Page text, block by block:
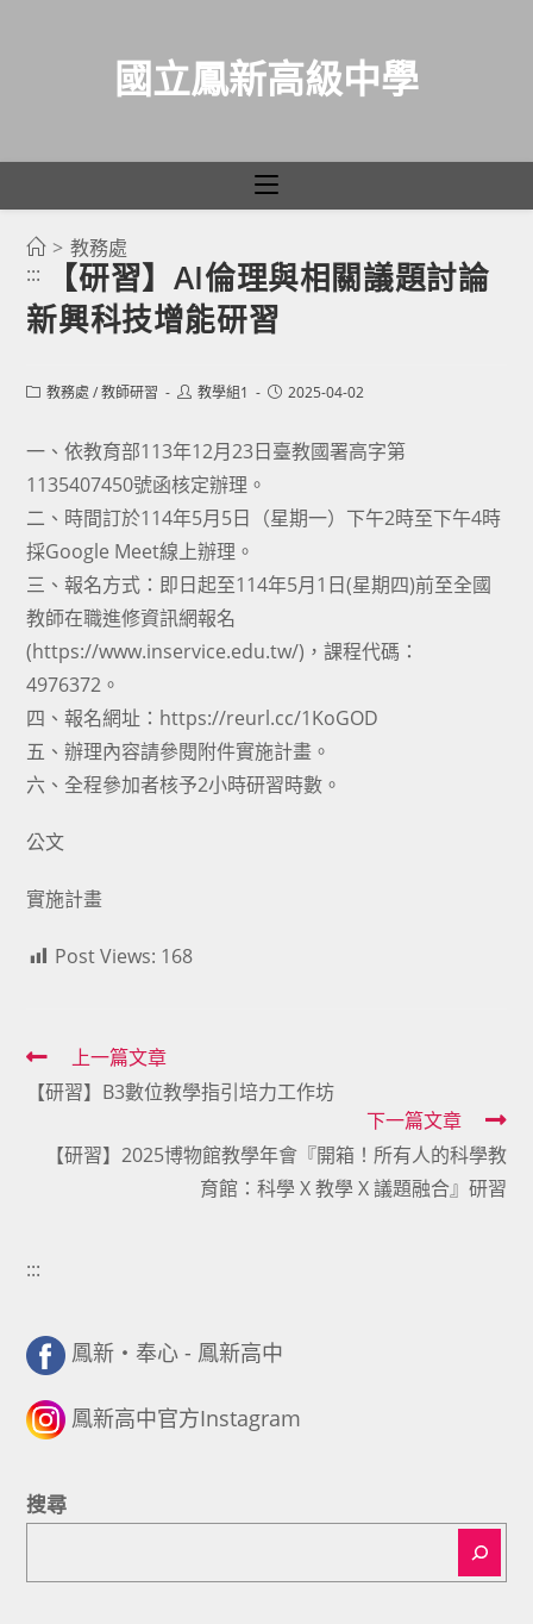
國立鳳新高級中學
> 教務處
:::
【研習】AI倫理與相關議題討論
新興科技增能研習
Post教務處 / 教師研習
Post教學組1
Post2025-04-02
一、依教育部113年12月23日臺教國署高字第
1135407450號函核定辦理。
二、時間訂於114年5月5日（星期一）下午2時至下午4時
採Google Meet線上辦理。
三、報名方式：即日起至114年5月1日(星期四)前至全國
教師在職進修資訊網報名
(https://www.inservice.edu.tw/)，課程代碼：
4976372。
四、報名網址：https://reurl.cc/1KoGOD
五、辦理內容請參閱附件實施計畫。
六、全程參加者核予2小時研習時數。
公文
實施計畫
Post Views: 168
Read
more
上一篇文章
【研習】B3數位教學指引培力工作坊
下一篇文章
【研習】2025博物館教學年會『開箱！所有人的科學教
育館：科學 X 教學 X 議題融合』研習
:::
鳳新・奉心 - 鳳新高中
鳳新高中官方Instagram
搜尋